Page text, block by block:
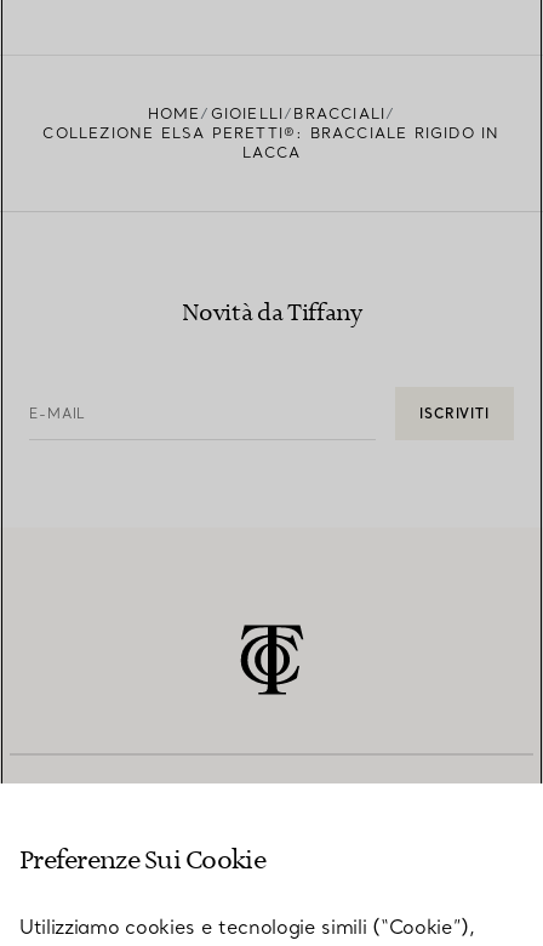
HOME GIOIELLI
BRACCIALI
COLLEZIONE ELSA PERETTI®: BRACCIALE RIGIDO IN
LACCA
Novità da Tiffany
E-MAIL ISCRIVITI
Preferenze Sui Cookie
Utilizziamo cookies e tecnologie simili (“Cookie”),